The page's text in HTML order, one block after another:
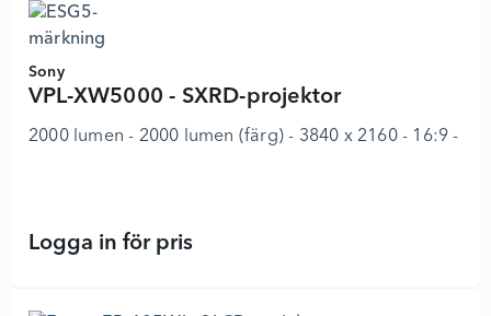
Sony
VPL-XW5000 - SXRD-projektor
2000 lumen - 2000 lumen (färg) - 3840 x 2160 - 16:9 - 4K
Logga in för prisVPL-XW5000 - SXRD-projektor -